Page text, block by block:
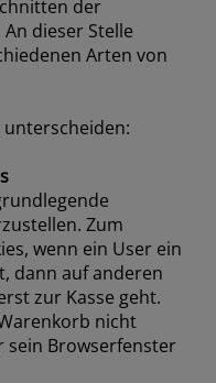
der
dieser Stelle
Arten von
unterscheiden:
Zum
wenn ein User ein
dann auf anderen
zur Kasse geht.
nicht
sein Browserfenster